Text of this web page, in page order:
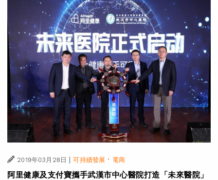
2019年03月28日 | 可持續發展 · 電商
阿里健康及支付寶攜手武漢市中心醫院打造「未來醫院」